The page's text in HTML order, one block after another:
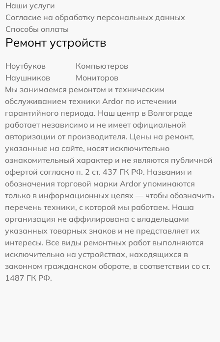
Наши услуги
Согласие на обработку персональных данных
Способы оплаты
Ремонт устройств
Ноутбуков
Компьютеров
Наушников
Мониторов
Мы занимаемся ремонтом и техническим
обслуживанием техники Ardor по истечении
гарантийного периода. Наш центр в Волгограде
работает независимо и не имеет официальной
авторизации от производителя. Цены на ремонт,
указанные на сайте, носят исключительно
ознакомительный характер и не являются публичной
офертой согласно п. 2 ст. 437 ГК РФ. Названия и
обозначения торговой марки Ardor упоминаются
только в информационных целях — чтобы обозначить
перечень техники, с которой мы работаем. Наша
организация не аффилирована с владельцами
указанных товарных знаков и не представляет их
интересы. Все виды ремонтных работ выполняются
исключительно на устройствах, находящихся в
законном гражданском обороте, в соответствии со ст.
1487 ГК РФ.